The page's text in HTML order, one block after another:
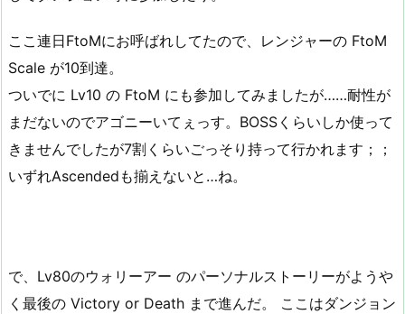
ここ連日FtoMにお呼ばれしてたので、レンジャーの FtoM
Scale が10到達。
ついでに Lv10 の FtoM にも参加してみましたが……耐性が
まだないのでアゴニーいてぇっす。BOSSくらいしか使って
きませんでしたが7割くらいごっそり持って行かれます；；
いずれAscendedも揃えないと…ね。
で、Lv80のウォリーアー のパーソナルストーリーがようや
く最後の Victory or Death まで進んだ。 ここはダンジョン